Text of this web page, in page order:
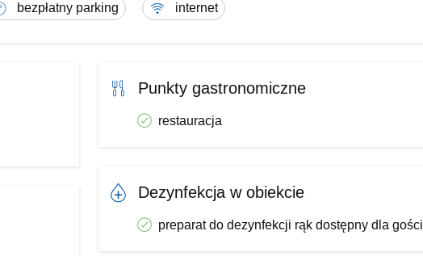
bezpłatny parking internet
Punkty gastronomiczne
restauracja
Dezynfekcja w obiekcie
preparat do dezynfekcji rąk dostępny dla gości